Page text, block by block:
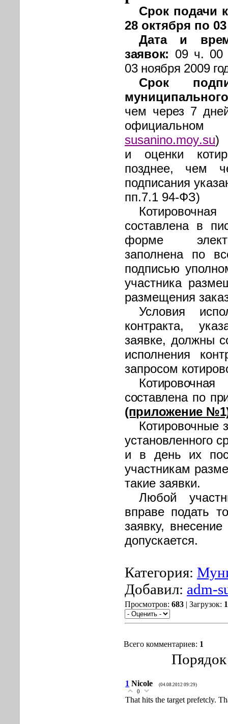
Срок подачи
28 октября по
Дата и
заявок: 09 ч. 00
03 ноября 2009
Срок
чем через 7
susanino.moy.su)
и оценки
позднее, чем
подписания
пп.7.1 94-ФЗ)
составлена в
форме
заполнена по
подписью
участника
размещения
Условия
контракта,
заявке, должны
исполнения
запросом
составлена по
(приложение
Котировочные
установленного
и в день их
участникам
такие заявки.
Любой
вправе подать
заявку,
допускается.
Категория:
Добавил: adm-
Просмотров: 683 | Загрузок:
Всего комментариев: 1
1 Nicole (04.08.2012 09:29)
0
That hits the target prefetcly.